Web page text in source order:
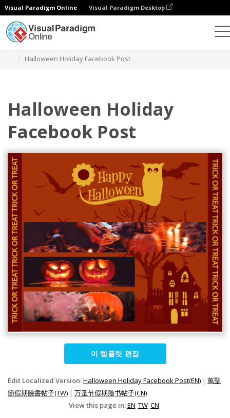
Visual Paradigm Online Visual Paradigm Desktop
Halloween Holiday Facebook Post
Halloween Holiday
Facebook Post
이 템플릿 편집
Edit Localized Version:Halloween Holiday Facebook Post(EN) | 萬聖
節假期臉書帖子(TW) | 万圣节假期脸书帖子(CN)
View this page in:EN TW CN